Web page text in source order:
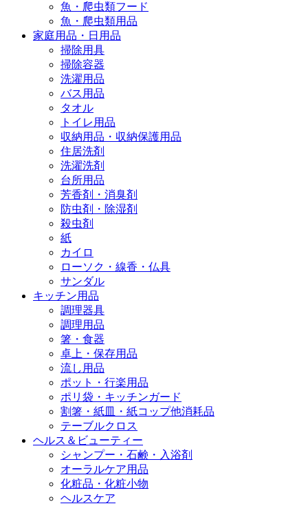
魚・爬虫類フード
魚・爬虫類用品
家庭用品・日用品
掃除用具
掃除容器
洗濯用品
バス用品
タオル
トイレ用品
収納用品・収納保護用品
住居洗剤
洗濯洗剤
台所用品
芳香剤・消臭剤
防虫剤・除湿剤
殺虫剤
紙
カイロ
ローソク・線香・仏具
サンダル
キッチン用品
調理器具
調理用品
箸・食器
卓上・保存用品
流し用品
ポット・行楽用品
ポリ袋・キッチンガード
割箸・紙皿・紙コップ他消耗品
テーブルクロス
ヘルス＆ビューティー
シャンプー・石鹸・入浴剤
オーラルケア用品
化粧品・化粧小物
ヘルスケア